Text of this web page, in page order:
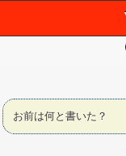
お前は何と書いた？